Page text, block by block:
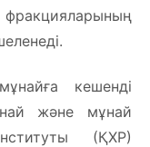
кешенді
және мұнай
(ҚХР)